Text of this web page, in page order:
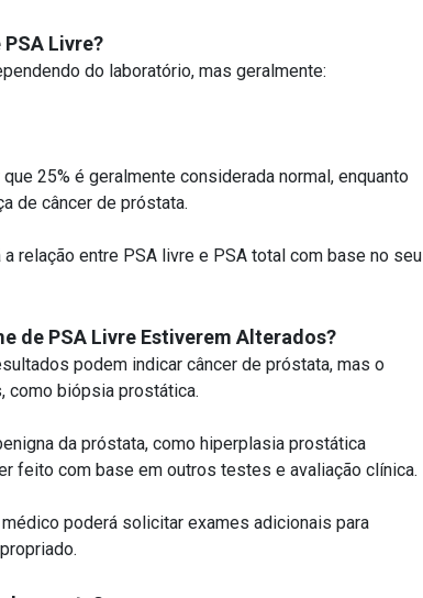
Livre?
do laboratório, mas geralmente:
25% é geralmente considerada normal, enquanto
de câncer de próstata.
relação entre PSA livre e PSA total com base no seu
de PSA Livre Estiverem Alterados?
podem indicar câncer de próstata, mas o
como biópsia prostática.
da próstata, como hiperplasia prostática
feito com base em outros testes e avaliação clínica.
poderá solicitar exames adicionais para